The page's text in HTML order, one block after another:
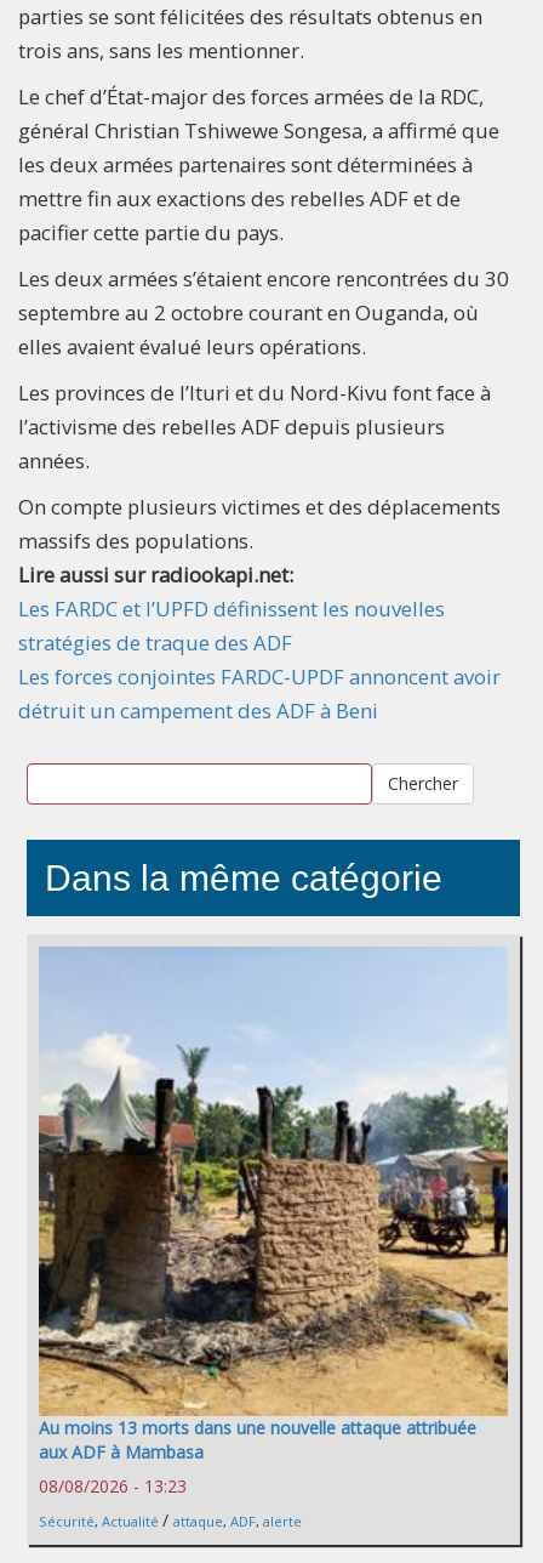
parties se sont félicitées des résultats obtenus en
trois ans, sans les mentionner.
Le chef d’État-major des forces armées de la RDC,
général Christian Tshiwewe Songesa, a affirmé que
les deux armées partenaires sont déterminées à
mettre fin aux exactions des rebelles ADF et de
pacifier cette partie du pays.
Les deux armées s’étaient encore rencontrées du 30
septembre au 2 octobre courant en Ouganda, où
elles avaient évalué leurs opérations.
Les provinces de l’Ituri et du Nord-Kivu font face à
l’activisme des rebelles ADF depuis plusieurs
années.
On compte plusieurs victimes et des déplacements
massifs des populations.
Lire aussi sur radiookapi.net:
Les FARDC et l’UPFD définissent les nouvelles
stratégies de traque des ADF
Les forces conjointes FARDC-UPDF annoncent avoir
détruit un campement des ADF à Beni
Chercher
Dans la même catégorie
Au moins 13 morts dans une nouvelle attaque attribuée
aux ADF à Mambasa
08/08/2026 - 13:23
Sécurité, Actualité / attaque, ADF, alerte